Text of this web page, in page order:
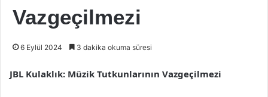
Vazgeçilmezi
6 Eylül 2024 3 dakika okuma süresi
JBL Kulaklık: Müzik Tutkunlarının Vazgeçilmezi